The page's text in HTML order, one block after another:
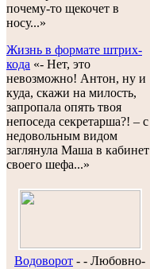
почему-то щекочет в
носу...»
Жизнь в формате штрих-
кода «- Нет, это
невозможно! Антон, ну и
куда, скажи на милость,
запропала опять твоя
непоседа секретарша?! – с
недовольным видом
заглянула Маша в кабинет
своего шефа...»
Водоворот - - Любовно-